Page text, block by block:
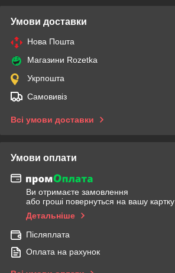
Умови доставки
Нова Пошта
Магазини Rozetka
Укрпошта
Самовивіз
Всі умови доставки
Умови оплати
Ви отримаєте замовлення
або гроші повернуться на вашу картку
Детальніше
Післяплата
Оплата на рахунок